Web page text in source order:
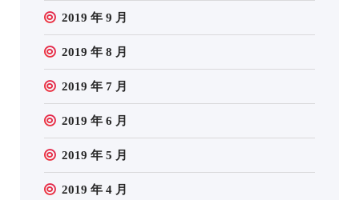
2019 年 9 月
2019 年 8 月
2019 年 7 月
2019 年 6 月
2019 年 5 月
2019 年 4 月